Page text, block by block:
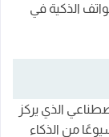
الذكية في
الذي يركز
من الذكاء